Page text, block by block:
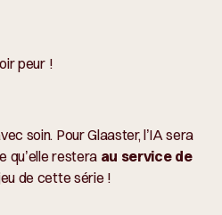
peur !
soin. Pour Glaaster, l’IA sera
qu’elle restera au service de
de cette série !